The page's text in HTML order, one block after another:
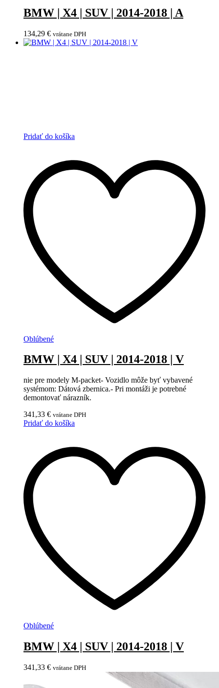
BMW | X4 | SUV | 2014-2018 | A
134,29 € vrátane DPH
Pridať do košíka
Oblúbené
BMW | X4 | SUV | 2014-2018 | V
nie pre modely M-packet- Vozidlo môže byť vybavené
systémom: Dátová zbernica.- Pri montáži je potrebné
demontovať nárazník.
341,33 € vrátane DPH
Pridať do košíka
Oblúbené
BMW | X4 | SUV | 2014-2018 | V
341,33 € vrátane DPH